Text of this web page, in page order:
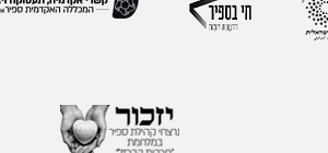
את החשיבות האסטרטגית שמעניקה
למצוינות בהוראה ולחוויית הלמידה של